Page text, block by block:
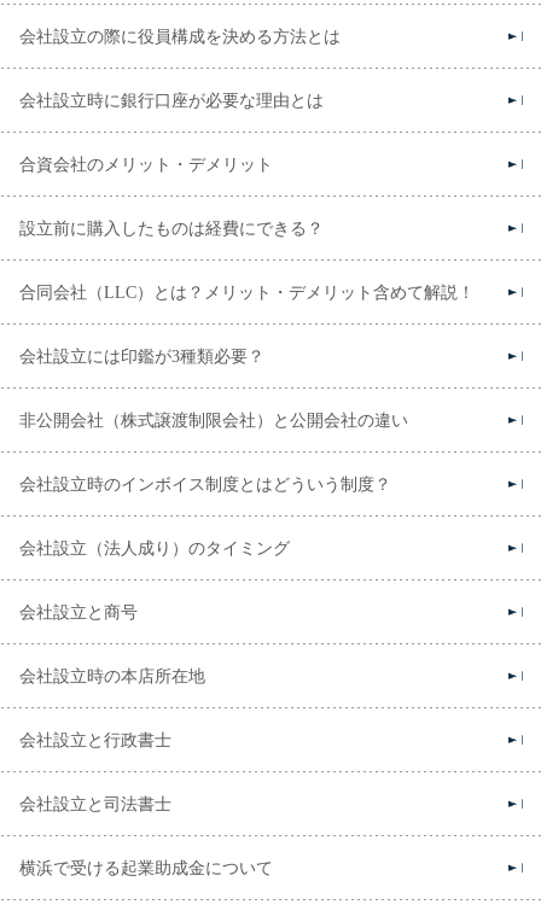
会社設立の際に役員構成を決める方法とは
会社設立時に銀行口座が必要な理由とは
合資会社のメリット・デメリット
設立前に購入したものは経費にできる？
合同会社（LLC）とは？メリット・デメリット含めて解説！
会社設立には印鑑が3種類必要？
非公開会社（株式譲渡制限会社）と公開会社の違い
会社設立時のインボイス制度とはどういう制度？
会社設立（法人成り）のタイミング
会社設立と商号
会社設立時の本店所在地
会社設立と行政書士
会社設立と司法書士
横浜で受ける起業助成金について